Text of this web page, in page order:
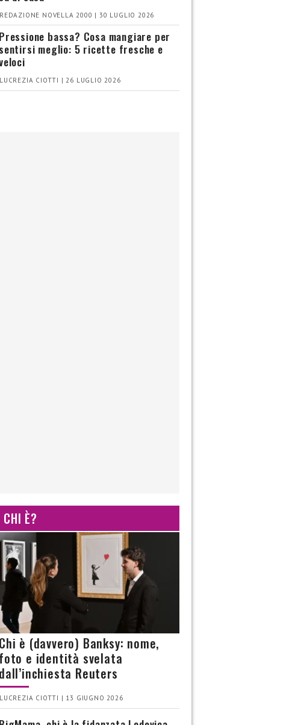
REDAZIONE NOVELLA 2000 | 30 LUGLIO 2026
Pressione bassa? Cosa mangiare per
sentirsi meglio: 5 ricette fresche e
LUCREZIA CIOTTI | 26 LUGLIO 2026
CHI È?
Chi è (davvero) Banksy: nome,
foto e identità svelata
dall’inchiesta Reuters
LUCREZIA CIOTTI | 13 GIUGNO 2026